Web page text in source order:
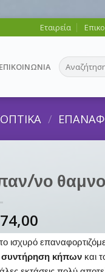
Εταιρεία
ΕΠΙΚΟΙΝΩΝΙΑ
Αναζήτηση
για:
/
νο
ισχυρό
συντήρηση κήπων και